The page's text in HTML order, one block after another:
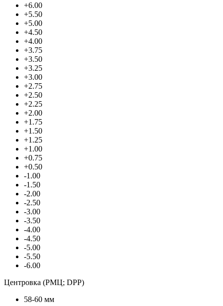
+6.00
+5.50
+5.00
+4.50
+4.00
+3.75
+3.50
+3.25
+3.00
+2.75
+2.50
+2.25
+2.00
+1.75
+1.50
+1.25
+1.00
+0.75
+0.50
-1.00
-1.50
-2.00
-2.50
-3.00
-3.50
-4.00
-4.50
-5.00
-5.50
-6.00
Центровка (РМЦ; DPP)
58-60 мм